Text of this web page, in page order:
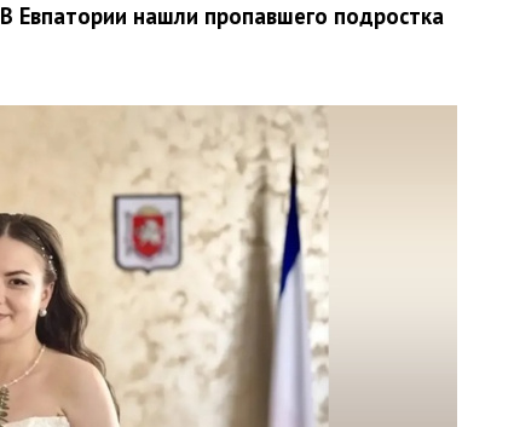
В Евпатории нашли пропавшего подростка